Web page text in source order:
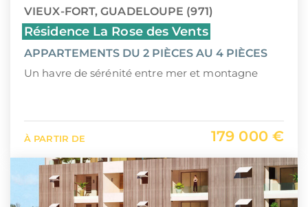
VIEUX-FORT, GUADELOUPE (971)
Résidence La Rose des Vents
APPARTEMENTS DU 2 PIÈCES AU 4 PIÈCES
Un havre de sérénité entre mer et montagne
À PARTIR DE 179 000 €